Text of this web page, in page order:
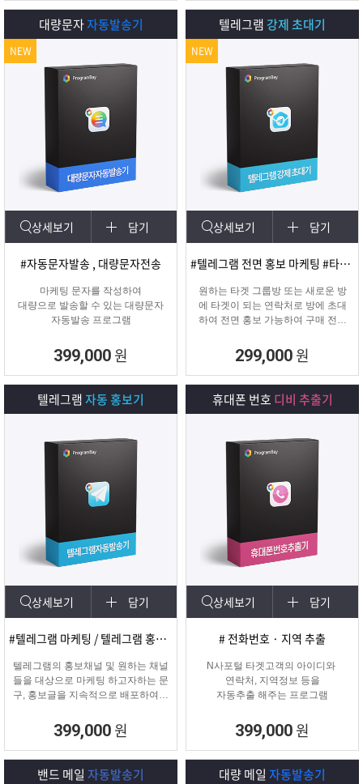
대량문자자동발송기
상세보기 담기
#자동문자발송 , 대량문자전송
마케팅 문자를 작성하여
대량으로 발송할 수 있는 대량문자
자동발송 프로그램
399,000 원
NEW
텔레그램 강제 초대기
상세보기 담기
#텔레그램 전면 홍보 마케팅 #타겟팅 회원 유입
원하는 타겟 그룹방 또는 새로운 방
에 타겟이 되는 연락처로 방에 초대
하여 전면 홍보 가능하여 구매 전환
299,000 원
NEW
텔레그램자동 홍보기
상세보기 담기
#텔레그램 마케팅 / 텔레그램 홍보글 발송
텔레그램의 홍보채널 및 원하는 채널
들을 대상으로 마케팅 하고자하는 문
구, 홍보글을 지속적으로 배포하여주
399,000 원
휴대폰 번호 디비 추출기
상세보기 담기
# 전화번호 · 지역 추출
N사포털 타겟고객의 아이디와
연락처, 지역정보 등을
자동추출 해주는 프로그램
399,000 원
밴드 메일 자동발송기 대량 메일 자동발송기